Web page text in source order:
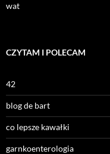
wat
CZYTAM I POLECAM
42
blog de bart
co lepsze kawałki
garnkoenterologia